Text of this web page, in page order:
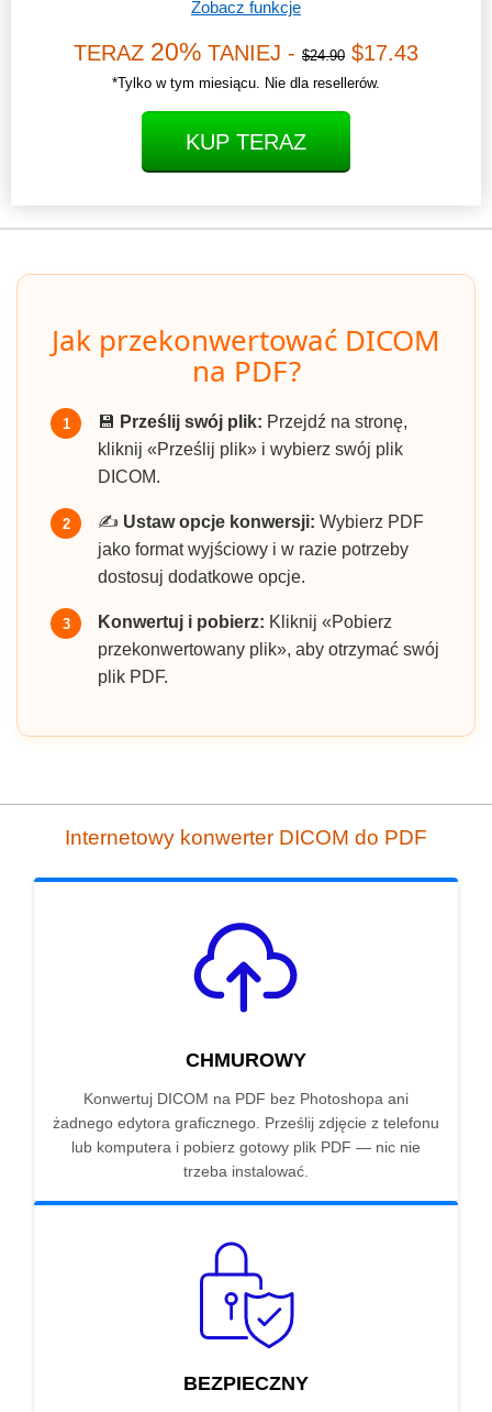
Zobacz funkcje
TERAZ 20% TANIEJ - $24.90 $17.43
*Tylko w tym miesiącu. Nie dla resellerów.
KUP TERAZ
Jak przekonwertować DICOM
na PDF?
1 💾 Prześlij swój plik: Przejdź na stronę,
kliknij «Prześlij plik» i wybierz swój plik
DICOM.
2 ✍️ Ustaw opcje konwersji: Wybierz PDF
jako format wyjściowy i w razie potrzeby
dostosuj dodatkowe opcje.
3 Konwertuj i pobierz: Kliknij «Pobierz
przekonwertowany plik», aby otrzymać swój
plik PDF.
Internetowy konwerter DICOM do PDF
CHMUROWY
Konwertuj DICOM na PDF bez Photoshopa ani
żadnego edytora graficznego. Prześlij zdjęcie z telefonu
lub komputera i pobierz gotowy plik PDF — nic nie
trzeba instalować.
BEZPIECZNY